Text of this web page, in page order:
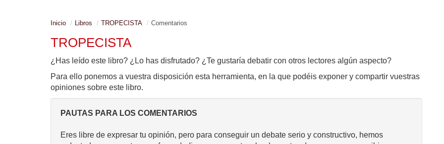
Inicio Libros TROPECISTA Comentarios
TROPECISTA
¿Has leído este libro? ¿Lo has disfrutado? ¿Te gustaría debatir con otros lectores algún aspecto?
Para ello ponemos a vuestra disposición esta herramienta, en la que podéis exponer y compartir vuestras
opiniones sobre este libro.
PAUTAS PARA LOS COMENTARIOS
Eres libre de expresar tu opinión, pero para conseguir un debate serio y constructivo, hemos